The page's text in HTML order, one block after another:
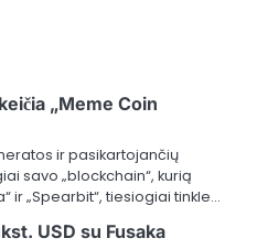
„Meme Coin
ir pasikartojančių
savo „blockchain“, kurią
ir „Spearbit“, tiesiogiai tinkle…
USD su Fusaka